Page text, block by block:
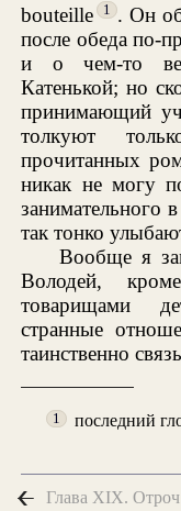
bouteille
1
. Он
после обеда по-
и о чем-то
Катенькой; но
принимающий
толкуют
прочитанных
никак не могу
занимательного
так тонко
Вообще я
Володей,
товарищами
странные
таинственно
1 последний